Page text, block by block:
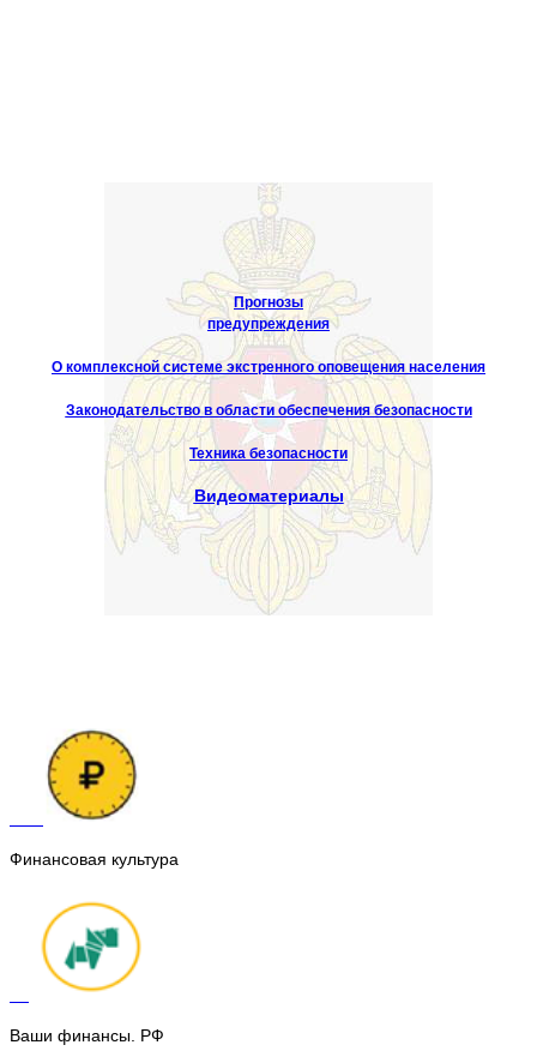
Прогнозы
предупреждения
О комплексной системе экстренного оповещения населения
Законодательство в области обеспечения безопасности
Техника безопасности
Видеоматериалы
Финансовая культура
Ваши финансы. РФ